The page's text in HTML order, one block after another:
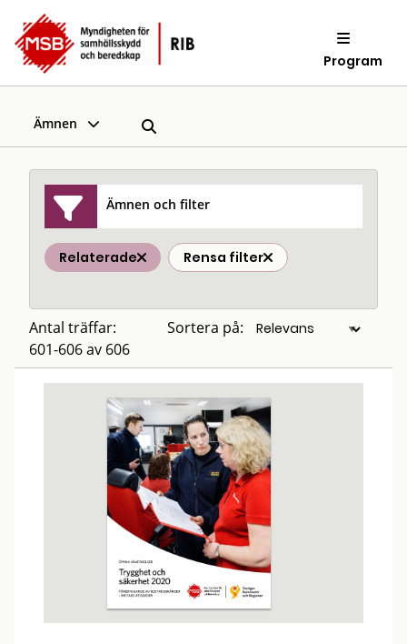
Program
Ämnen
Ämnen och filter
Relaterade Rensa filter
Antal träffar:
601-606 av 606
Sortera på: